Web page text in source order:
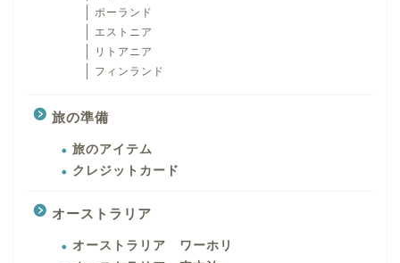
ポーランド
エストニア
リトアニア
フィンランド
旅の準備
旅のアイテム
クレジットカード
オーストラリア
オーストラリア ワーホリ